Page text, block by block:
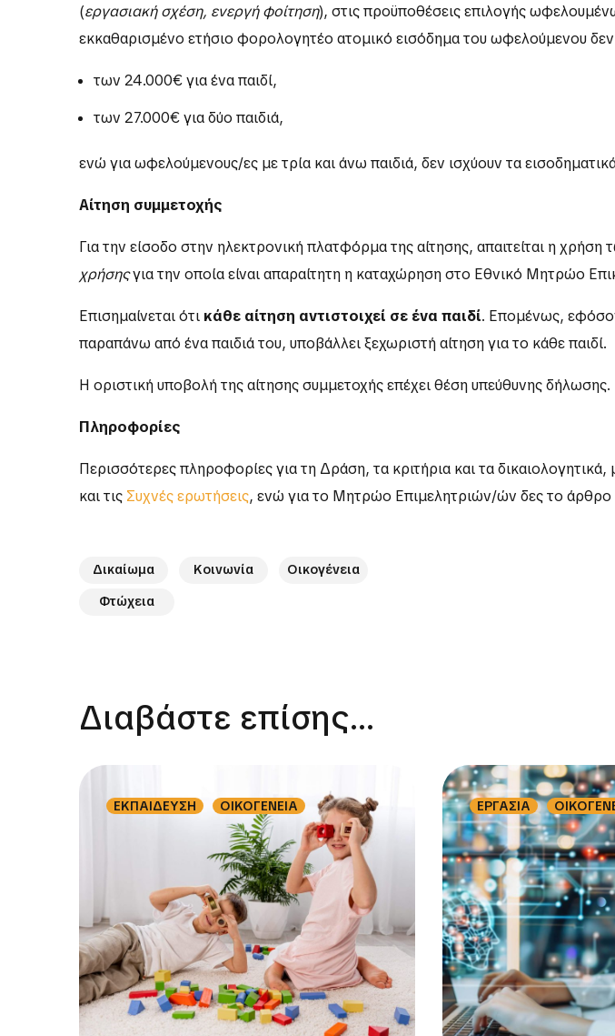
(εργασιακή σχέση, ενεργή φοίτηση), στις προϋποθέσεις επιλογής
εκκαθαρισμένο ετήσιο φορολογητέο ατομικό εισόδημα του ωφελούμενου δεν
των 24.000€ για ένα παιδί,
των 27.000€ για δύο παιδιά,
ενώ για ωφελούμενους/ες με τρία και άνω παιδιά, δεν ισχύουν τα
Αίτηση συμμετοχής
Για την είσοδο στην ηλεκτρονική πλατφόρμα της αίτησης, απαιτείται η χρήση
χρήσηςγια την οποία είναι απαραίτητη η καταχώρηση στο Εθνικό Μητρώο
Επισημαίνεται ότι κάθε αίτηση αντιστοιχεί σε ένα παιδί. Επομένως,
παραπάνω από ένα παιδιά του, υποβάλλει ξεχωριστή αίτηση για το κάθε παιδί.
Η οριστική υποβολή της αίτησης συμμετοχής επέχει θέση υπεύθυνης δήλωσης.
Πληροφορίες
Περισσότερες πληροφορίες για τη Δράση, τα κριτήρια και τα δικαιολογητικά,
και τις Συχνές ερωτήσεις, ενώ για το Μητρώο Επιμελητριών/ών δες το άρθρο
Δικαίωμα Κοινωνία
Οικογένεια
Φτώχεια
Διαβάστε επίσης...
ΕΚΠΑΙΔΕΥΣΗ ΟΙΚΟΓΕΝΕΙΑ ΕΡΓΑΣΙΑ